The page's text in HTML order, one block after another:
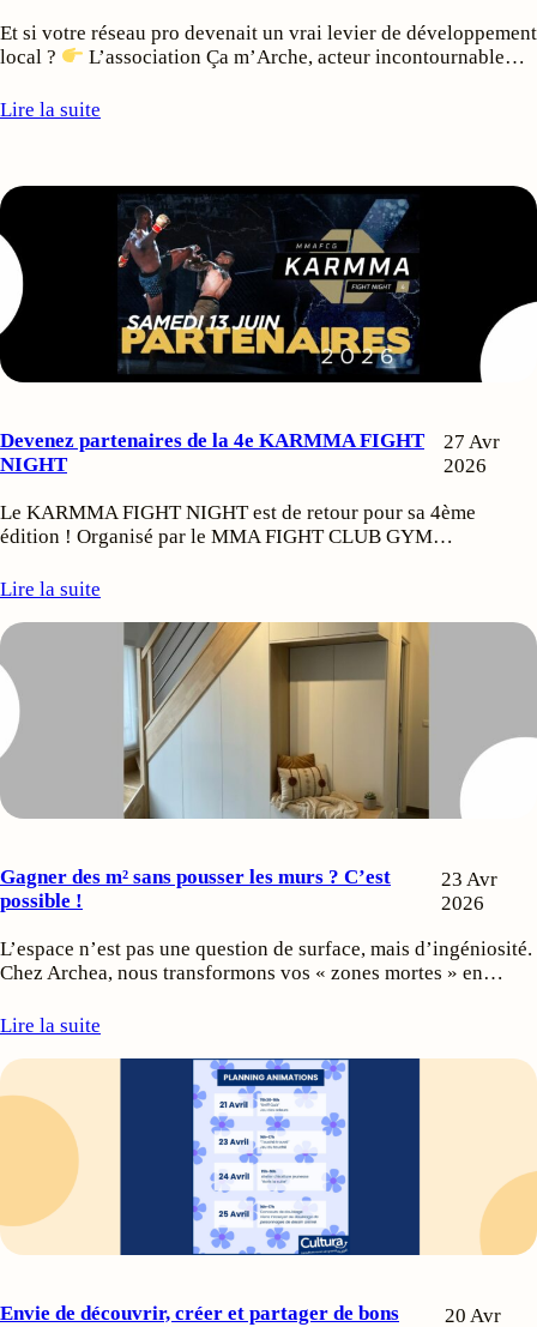
Et si votre réseau pro devenait un vrai levier de développement
local ?
L’association Ça m’Arche, acteur incontournable…
Lire la suite
Devenez partenaires de la 4e KARMMA FIGHT
NIGHT
27 Avr
2026
Le KARMMA FIGHT NIGHT est de retour pour sa 4ème
édition ! Organisé par le MMA FIGHT CLUB GYM…
Lire la suite
Gagner des m² sans pousser les murs ? C’est
possible !
23 Avr
2026
L’espace n’est pas une question de surface, mais d’ingéniosité.
Chez Archea, nous transformons vos « zones mortes » en…
Lire la suite
Envie de découvrir, créer et partager de bons
20 Avr